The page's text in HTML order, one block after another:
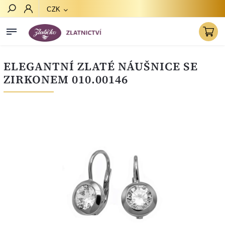
CZK
ELEGANTNÍ ZLATÉ NÁUŠNICE SE
ZIRKONEM 010.00146